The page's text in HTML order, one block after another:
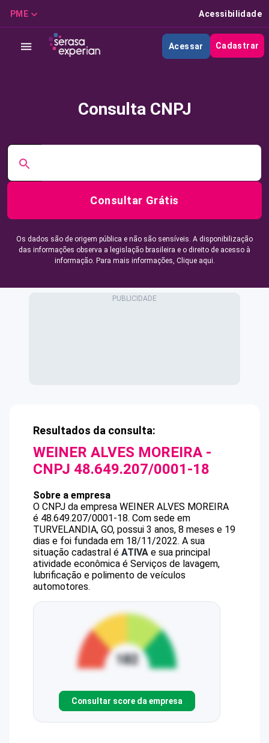
PME Acessibilidade
Acessar Cadastrar
Consulta CNPJ
Consultar Grátis
Os dados são de origem pública e não são sensíveis. A disponibilização
das informações observa a legislação brasileira e o direito de acesso à
informação. Para mais informações, Clique aqui.
Resultados da consulta:
WEINER ALVES MOREIRA -
CNPJ 48.649.207/0001-18
Sobre a empresa
O CNPJ da empresa WEINER ALVES MOREIRA
é 48.649.207/0001-18. Com sede em
TURVELANDIA, GO, possui 3 anos, 8 meses e 19
dias e foi fundada em 18/11/2022. A sua
situação cadastral é ATIVA e sua principal
atividade econômica é Serviços de lavagem,
lubrificação e polimento de veículos
automotores.
Consultar score da empresa